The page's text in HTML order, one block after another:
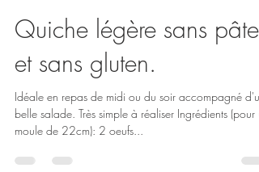
sophiemasset01
10 janv. 2025
1 min de lecture
Quiche légère sans pâte
et sans gluten.